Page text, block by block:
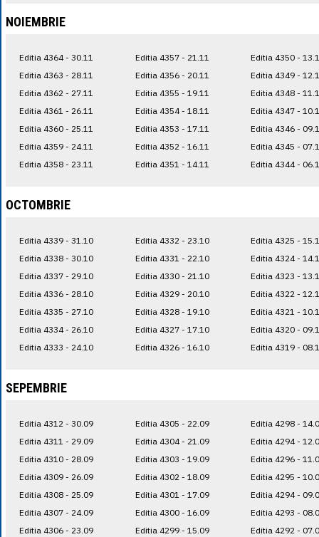
NOIEMBRIE
Editia 4364 - 30.11
Editia 4363 - 28.11
Editia 4362 - 27.11
Editia 4361 - 26.11
Editia 4360 - 25.11
Editia 4359 - 24.11
Editia 4358 - 23.11
Editia 4357 - 21.11
Editia 4356 - 20.11
Editia 4355 - 19.11
Editia 4354 - 18.11
Editia 4353 - 17.11
Editia 4352 - 16.11
Editia 4351 - 14.11
Editia 4350 -
Editia 4349 -
Editia 4348 -
Editia 4347 -
Editia 4346 -
Editia 4345 -
Editia 4344 -
OCTOMBRIE
Editia 4339 - 31.10
Editia 4338 - 30.10
Editia 4337 - 29.10
Editia 4336 - 28.10
Editia 4335 - 27.10
Editia 4334 - 26.10
Editia 4333 - 24.10
Editia 4332 - 23.10
Editia 4331 - 22.10
Editia 4330 - 21.10
Editia 4329 - 20.10
Editia 4328 - 19.10
Editia 4327 - 17.10
Editia 4326 - 16.10
Editia 4325 -
Editia 4324 -
Editia 4323 -
Editia 4322 -
Editia 4321 -
Editia 4320 -
Editia 4319 -
SEPEMBRIE
Editia 4312 - 30.09
Editia 4311 - 29.09
Editia 4310 - 28.09
Editia 4309 - 26.09
Editia 4308 - 25.09
Editia 4307 - 24.09
Editia 4306 - 23.09
Editia 4305 - 22.09
Editia 4304 - 21.09
Editia 4303 - 19.09
Editia 4302 - 18.09
Editia 4301 - 17.09
Editia 4300 - 16.09
Editia 4299 - 15.09
Editia 4298 -
Editia 4294 -
Editia 4296 -
Editia 4295 -
Editia 4294 -
Editia 4293 -
Editia 4292 -